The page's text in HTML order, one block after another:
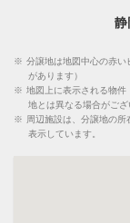
静
※ 分譲地は地図中心の赤い
があります）
※ 地図上に表示される物件
地とは異なる場合がござ
※
周辺施設は、分譲地の
表示しています。